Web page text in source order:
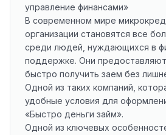
управление финансами»
В современном мире
организации становятся все
среди людей, нуждающихся в
поддержке. Они
быстро получить заем без
Одной из таких компаний,
удобные условия для
«Быстро деньги займ».
Одной из ключевых